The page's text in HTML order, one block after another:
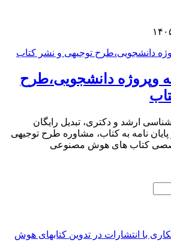
وپروژه دانشجویی،طرح
ارشد و دکتری، تبدیل رایگان
نامه به کتاب، مشاوره طرح توجیهی
کتاب های هوش مصنوعی
با انتشارات در تدوین کتابهای هوش